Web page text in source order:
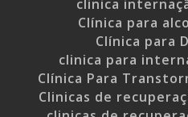
clinica
Clínica para
Clínica para
clinica para
Clínica Para
Clinicas de